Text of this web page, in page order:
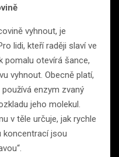
vyhnout, je
lidi, kteří raději slaví ve
pomalu otevírá šance,
vyhnout. Obecně platí,
enzym zvaný
jeho molekul.
v těle určuje, jak rychle
koncentrací jsou